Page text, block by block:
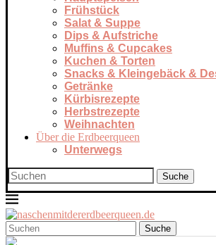
Frühstück
Salat & Suppe
Dips & Aufstriche
Muffins & Cupcakes
Kuchen & Torten
Snacks & Kleingebäck &
Getränke
Kürbisrezepte
Herbstrezepte
Weihnachten
Über die Erdbeerqueen
Unterwegs
Suche
Suche